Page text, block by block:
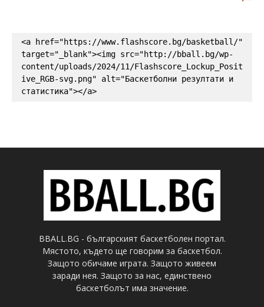
<a href="https://www.flashscore.bg/basketball/"
target="_blank"><img src="http://bball.bg/wp-
content/uploads/2024/11/Flashscore_Lockup_Posit
ive_RGB-svg.png" alt="Баскетболни резултати и
статистика"></a>
BBALL.BG - българският баскетболен портал.
Мястото, където ще говорим за баскетбол.
Защото обичаме играта. Защото живеем
заради нея. Защото за нас, единствено
баскетболът има значение.